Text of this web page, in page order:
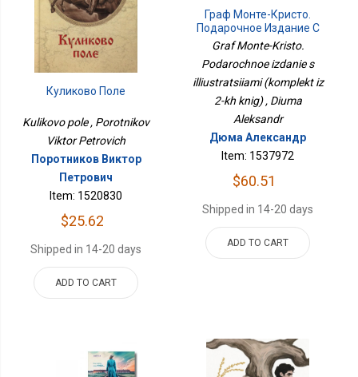
Куликово Поле
Kulikovo pole , Porotnikov
Viktor Petrovich
Поротников Виктор
Петрович
Item: 1520830
$25.62
Shipped in 14-20 days
ADD TO CART
Граф Монте-Кристо.
Подарочное Издание С
Иллюстрациями
Graf Monte-Kristo.
Podarochnoe izdanie s
illiustratsiiami (komplekt iz
2-kh knig) , Diuma
Aleksandr
Дюма Александр
Item: 1537972
$60.51
Shipped in 14-20 days
ADD TO CART